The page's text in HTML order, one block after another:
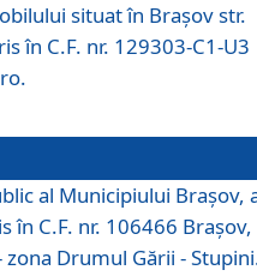
situat în Brașov str.
în C.F. nr. 129303-C1-U3
al Municipiului Braşov,
în C.F. nr. 106466 Brașov,
Drumul Gării -